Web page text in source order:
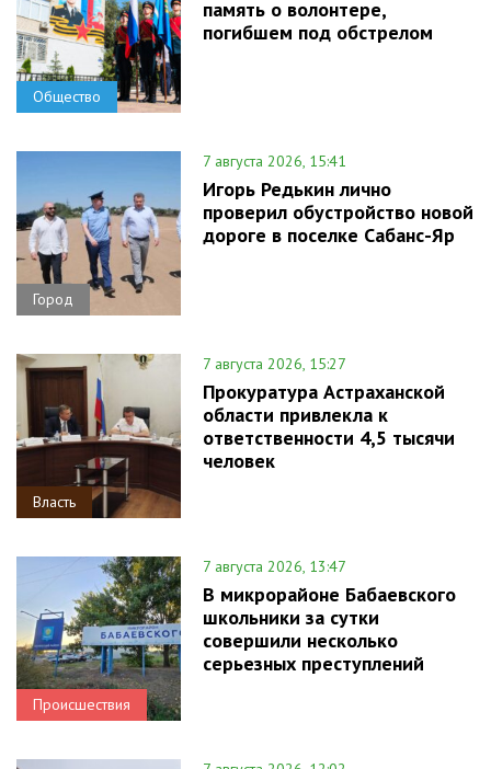
Общество
память о волонтере,
погибшем под обстрелом
Город
7 августа 2026, 15:41
Игорь Редькин лично
проверил обустройство новой
дороге в поселке Сабанс-Яр
Власть
7 августа 2026, 15:27
Прокуратура Астраханской
области привлекла к
ответственности 4,5 тысячи
человек
Происшествия
7 августа 2026, 13:47
В микрорайоне Бабаевского
школьники за сутки
совершили несколько
серьезных преступлений